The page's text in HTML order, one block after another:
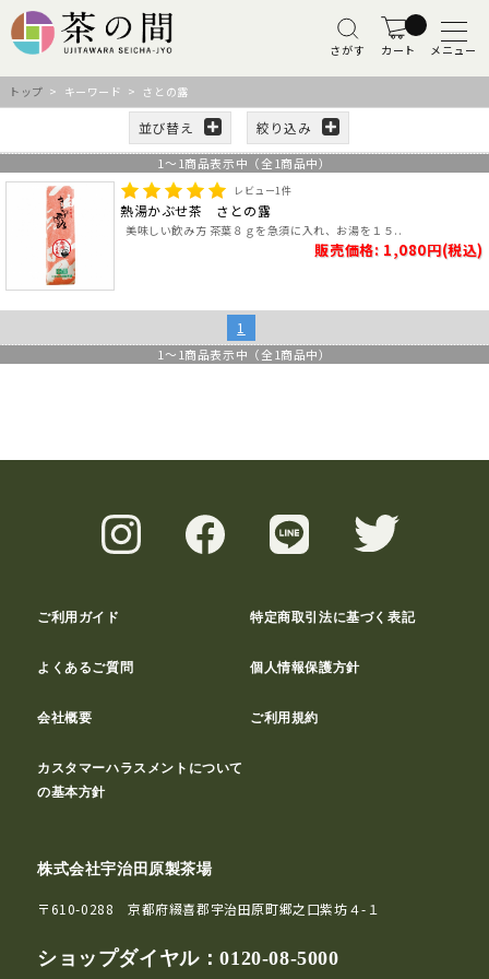
さがす カート メニュー
トップ > キーワード > さとの露
並び替え 絞り込み
1 ～ 1商品表示中（全 1商品中）
レビュー1件
熱湯かぶせ茶 さとの露
美味しい飲み方 茶葉８ｇを急須に入れ、お湯を１５..
販売価格: 1,080円(税込)
1
1 ～ 1商品表示中（全 1商品中）
ご利用ガイド 特定商取引法に基づく表記
よくあるご質問 個人情報保護方針
会社概要 ご利用規約
カスタマーハラスメントについて
の基本方針
株式会社宇治田原製茶場
〒610-0288 京都府綴喜郡宇治田原町郷之口紫坊４-１
ショップダイヤル：0120-08-5000